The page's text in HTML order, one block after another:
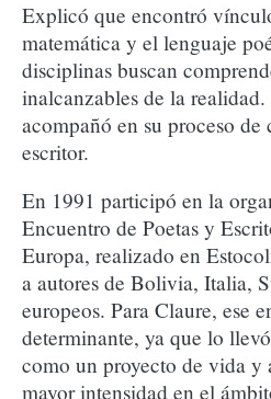
Explicó que encontró
matemática y el lenguaje
disciplinas buscan
inalcanzables de la
acompañó en su proceso
escritor.
En 1991 participó en la
Encuentro de Poetas y
Europa, realizado en
a autores de Bolivia, Italia,
europeos. Para Claure, ese
determinante, ya que lo
como un proyecto de vida y
mayor intensidad en el